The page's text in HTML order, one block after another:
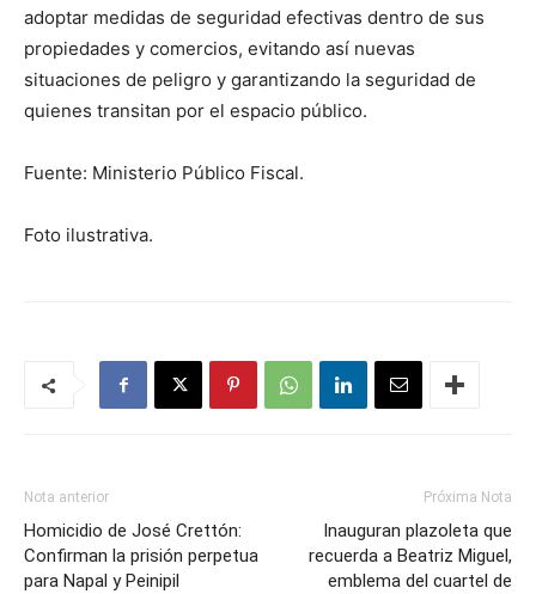
adoptar medidas de seguridad efectivas dentro de sus
propiedades y comercios, evitando así nuevas
situaciones de peligro y garantizando la seguridad de
quienes transitan por el espacio público.
Fuente: Ministerio Público Fiscal.
Foto ilustrativa.
Nota anterior
Homicidio de José Crettón:
Confirman la prisión perpetua
para Napal y Peinipil
Próxima Nota
Inauguran plazoleta que
recuerda a Beatriz Miguel,
emblema del cuartel de